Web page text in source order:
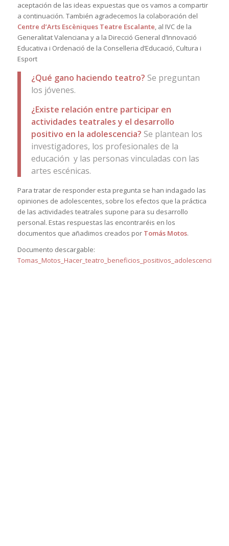
aceptación de las ideas expuestas que os vamos a compartir
a continuación. También agradecemos la colaboración del
Centre d’Arts Escèniques Teatre Escalante, al IVC de la
Generalitat Valenciana y a la Direcció General d’Innovació
Educativa i Ordenació de la Conselleria d’Educació, Cultura i
Esport
¿Qué gano haciendo teatro? Se preguntan
los jóvenes.
¿Existe relación entre participar en
actividades teatrales y el desarrollo
positivo en la adolescencia? Se plantean los
investigadores, los profesionales de la
educación y las personas vinculadas con las
artes escénicas.
Para tratar de responder esta pregunta se han indagado las
opiniones de adolescentes, sobre los efectos que la práctica
de las actividades teatrales supone para su desarrollo
personal. Estas respuestas las encontraréis en los
documentos que añadimos creados por Tomás Motos.
Documento descargable:
Tomas_Motos_Hacer_teatro_beneficios_positivos_adolescencia